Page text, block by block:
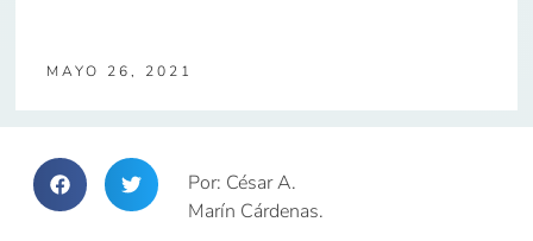
MAYO 26, 2021
Por: César A.
Marín Cárdenas.